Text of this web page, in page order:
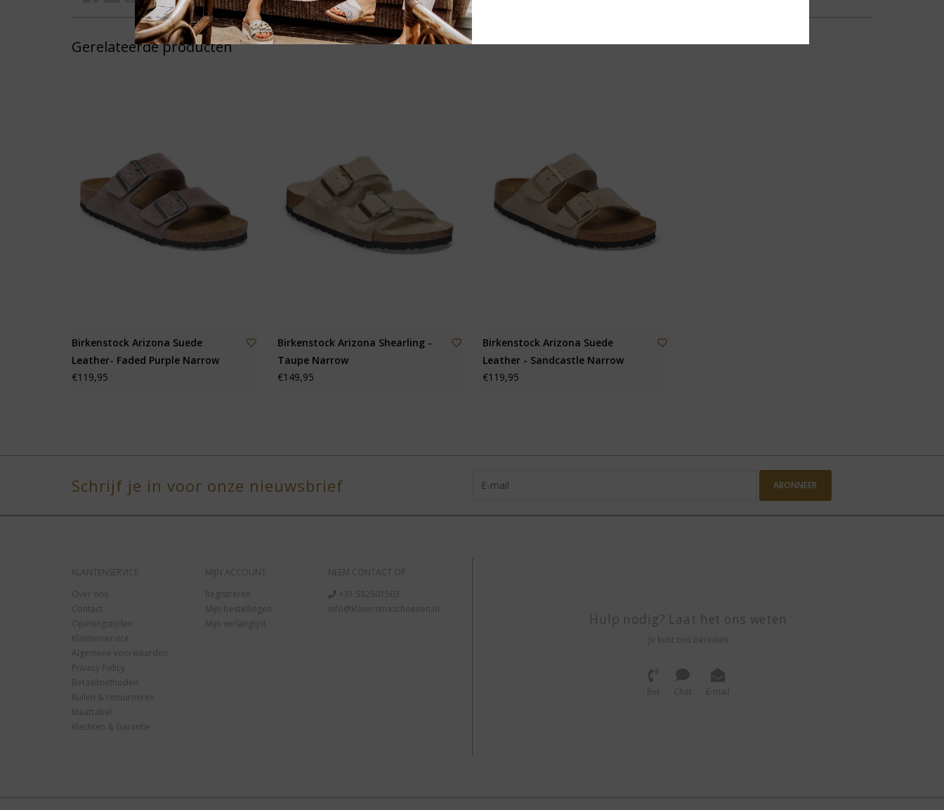
Gerelateerde producten
Birkenstock Arizona Suede
Leather- Faded Purple Narrow
€119,95
Birkenstock Arizona Shearling -
Taupe Narrow
€149,95
Birkenstock Arizona Suede
Leather - Sandcastle Narrow
€119,95
Schrijf je in voor onze nieuwsbrief ABONNEER
KLANTENSERVICE
Over ons
Contact
Openingstijden
Klantenservice
Algemene voorwaarden
Privacy Policy
Betaalmethoden
Ruilen & retourneren
Maattabel
Klachten & Garantie
MIJN ACCOUNT
Registreren
Mijn bestellingen
Mijn verlanglijst
NEEM CONTACT OP
+31 582501503
info@klaversmaschoenen.nl
Hulp nodig? Laat het ons weten
Je kunt ons bereiken
Bel Chat E-mail